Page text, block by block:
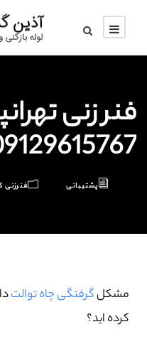
فنر زنی
09129615767
پشتیبانی فنرزنی
مشکلگرفتگی چاه توالت
کرده اید؟